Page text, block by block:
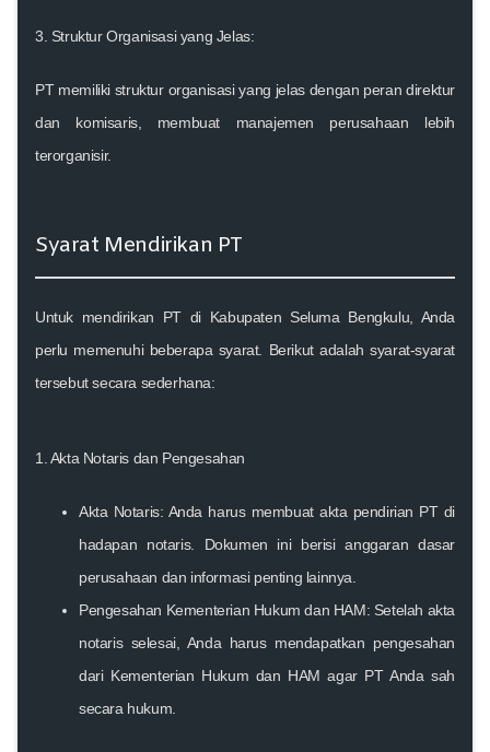
3. Struktur Organisasi yang Jelas:
PT memiliki struktur organisasi yang jelas dengan peran direktur
dan komisaris, membuat manajemen perusahaan lebih
terorganisir.
Syarat Mendirikan PT
Untuk mendirikan PT di Kabupaten Seluma Bengkulu, Anda
perlu memenuhi beberapa syarat. Berikut adalah syarat-syarat
tersebut secara sederhana:
1. Akta Notaris dan Pengesahan
Akta Notaris: Anda harus membuat akta pendirian PT di
hadapan notaris. Dokumen ini berisi anggaran dasar
perusahaan dan informasi penting lainnya.
Pengesahan Kementerian Hukum dan HAM: Setelah akta
notaris selesai, Anda harus mendapatkan pengesahan
dari Kementerian Hukum dan HAM agar PT Anda sah
secara hukum.